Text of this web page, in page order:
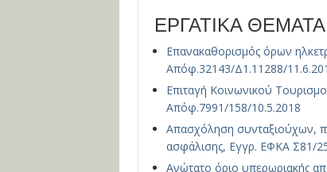
ΕΡΓΑΤΙΚΑ ΘΕΜΑΤΑ
Επανακαθορισμός όρων
Απόφ.32143/Δ1.11288/
Επιταγή Κοινωνικού
Απόφ.7991/158/10.5.2018
Απασχόληση συνταξιούχων,
ασφάλισης, Εγγρ. ΕΦΚΑ Σ81/
Ανώτατο όριο υπερωριακής